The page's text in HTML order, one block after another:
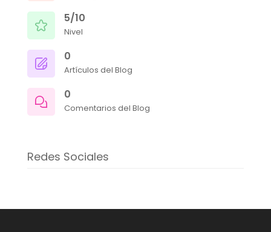
5/10
Nivel
0
Artículos del Blog
0
Comentarios del Blog
Redes Sociales